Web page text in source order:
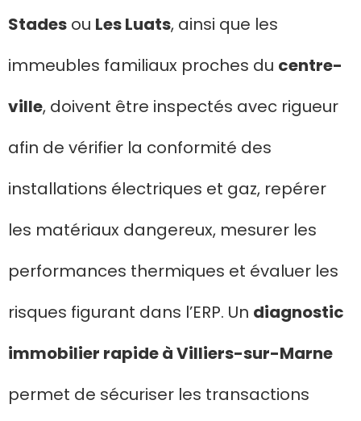
Stades ou Les Luats, ainsi que les
immeubles familiaux proches du centre-
ville, doivent être inspectés avec rigueur
afin de vérifier la conformité des
installations électriques et gaz, repérer
les matériaux dangereux, mesurer les
performances thermiques et évaluer les
risques figurant dans l’ERP. Un diagnostic
immobilier rapide à Villiers-sur-Marne
permet de sécuriser les transactions